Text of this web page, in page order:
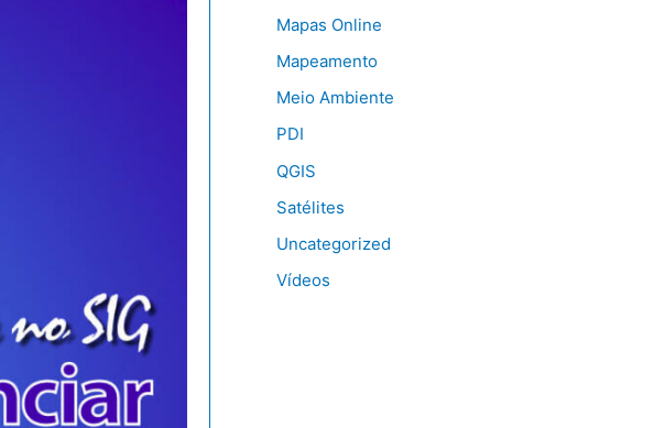
Mapas Online
Mapeamento
Meio Ambiente
PDI
QGIS
Satélites
Uncategorized
Vídeos